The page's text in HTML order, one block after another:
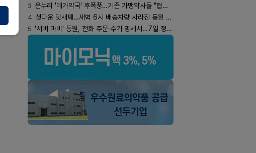
3 온누리 '메가약국' 후폭풍…기존 가맹약사들 "협의체 만들자"
4 셧다운 닷새째…새벽 6시 배송차량 사라진 동원 물류센터
5 '서버 마비' 동원, 전화 주문·수기 명세서…7일 정상화 되나